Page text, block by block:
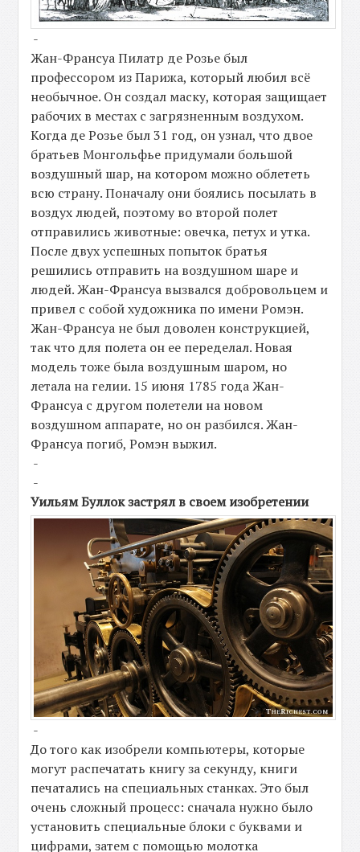
-
Жан-Франсуа Пилатр де Розье был
профессором из Парижа, который любил всё
необычное. Он создал маску, которая защищает
рабочих в местах с загрязненным воздухом.
Когда де Розье был 31 год, он узнал, что двое
братьев Монгольфье придумали большой
воздушный шар, на котором можно облететь
всю страну. Поначалу они боялись посылать в
воздух людей, поэтому во второй полет
отправились животные: овечка, петух и утка.
После двух успешных попыток братья
решились отправить на воздушном шаре и
людей. Жан-Франсуа вызвался добровольцем и
привел с собой художника по имени Ромэн.
Жан-Франсуа не был доволен конструкцией,
так что для полета он ее переделал. Новая
модель тоже была воздушным шаром, но
летала на гелии. 15 июня 1785 года Жан-
Франсуа с другом полетели на новом
воздушном аппарате, но он разбился. Жан-
Франсуа погиб, Ромэн выжил.
-
-
Уильям Буллок застрял в своем изобретении
-
До того как изобрели компьютеры, которые
могут распечатать книгу за секунду, книги
печатались на специальных станках. Это был
очень сложный процесс: сначала нужно было
установить специальные блоки с буквами и
цифрами, затем с помощью молотка